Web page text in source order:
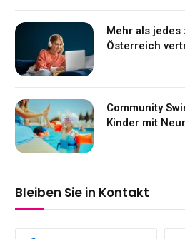
Mehr als jedes
Österreich
Community
Kinder mit
Bleiben Sie in Kontakt